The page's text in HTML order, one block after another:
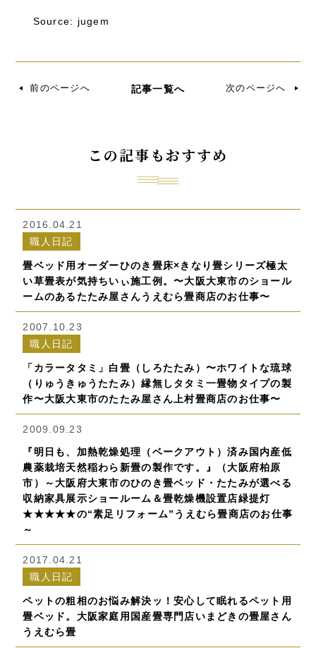
Source: jugem
前のページへ 記事一覧へ 次のページへ
この記事もおすすめ
2016.04.21
職人日記
畳ベッド用オーダーひのき畳床×きなり畳シリーズ極太
い草畳表が気持ちいぃ施工例。〜大阪大東市のショール
ームのあるたたみ屋さんうえむら畳商店のお仕事〜
2007.10.23
職人日記
「カラータタミ」白畳（しろたたみ）〜ホワイトな琉球
（りゅうきゅうたたみ）縁無しタタミ一畳物タイプの製
作〜大阪大東市のたたみ屋さん上村畳商店のお仕事〜
2009.09.23
『明日も、加熱乾燥処理（ベークアウト）済み国内産低
農薬栽培天然稲わら新畳の製作です。』（大阪府柏原
市）～大阪府大東市のひのき畳ベッド・たたみが選べる
収納家具展示ショールーム＆畳乾燥機設置店緑提灯
★★★★★の“素足リフォーム”うえむら畳商店のお仕事
～
2017.04.21
職人日記
ペットの粗相のお悩み解決ッ！安心して眠れるペット用
畳ベッド。大阪家庭用国産畳専門店いまどきの畳屋さん
うえむら畳